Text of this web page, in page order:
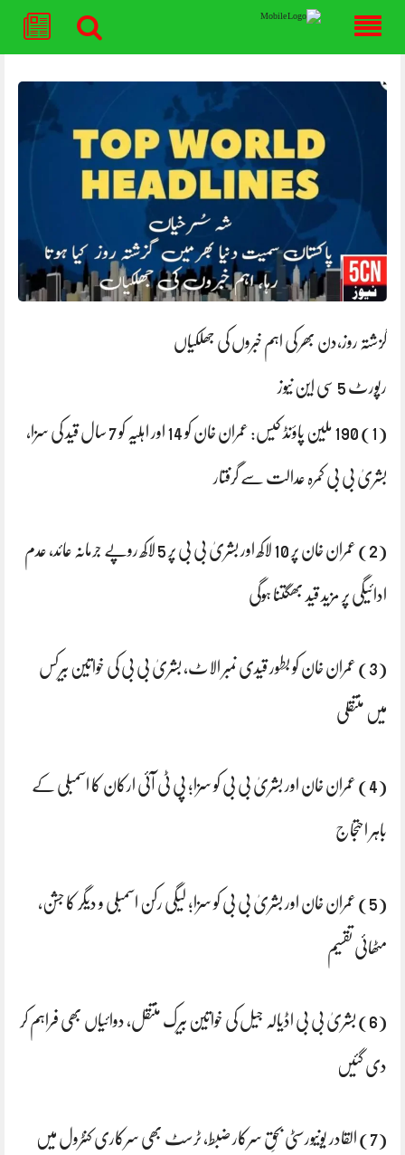
content
گزشتہ روز،دن بھر کی اہم خبروں کی جھلکیاں
رپورٹ 5 سی این نیوز
(1) 190 ملین پاؤنڈ کیس: عمران خان کو 14 اور اہلیہ کو 7 سال قید کی سزا،
بشریٰ بی بی کمرہ عدالت سے گرفتار
(2) عمران خان پر 10 لاکھ اور بشریٰ بی بی پر 5 لاکھ روپے جرمانہ عائد، عدم
ادائیگی پر مزید قید بھگتنا ہوگی
(3) عمران خان کو بطور قیدی نمبر الاٹ، بشریٰ بی بی کی خواتین بیرکس
میں منتقلی
(4) عمران خان اور بشریٰ بی بی کو سزا؛ پی ٹی آئی ارکان کا اسمبلی کے
باہر احتجاج
(5) عمران خان اور بشریٰ بی بی کو سزا؛ لیگی رکن اسمبلی و دیگر کا جشن،
مٹھائی تقسیم
(6) بشریٰ بی بی اڈیالہ جیل کی خواتین بیرک منتقل، دوائیاں بھی فراہم کر
دی گئیں
(7) القادر یونیورسٹی بحقِ سرکار ضبط، ٹرسٹ بھی سرکاری کنٹرول میں